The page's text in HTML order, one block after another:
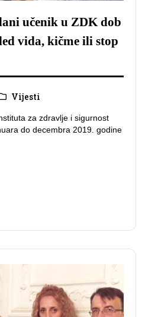
učenik u ZDK dob
vida, kičme ili stop
Vijesti
za zdravlje i sigurnost
do decembra 2019. godine